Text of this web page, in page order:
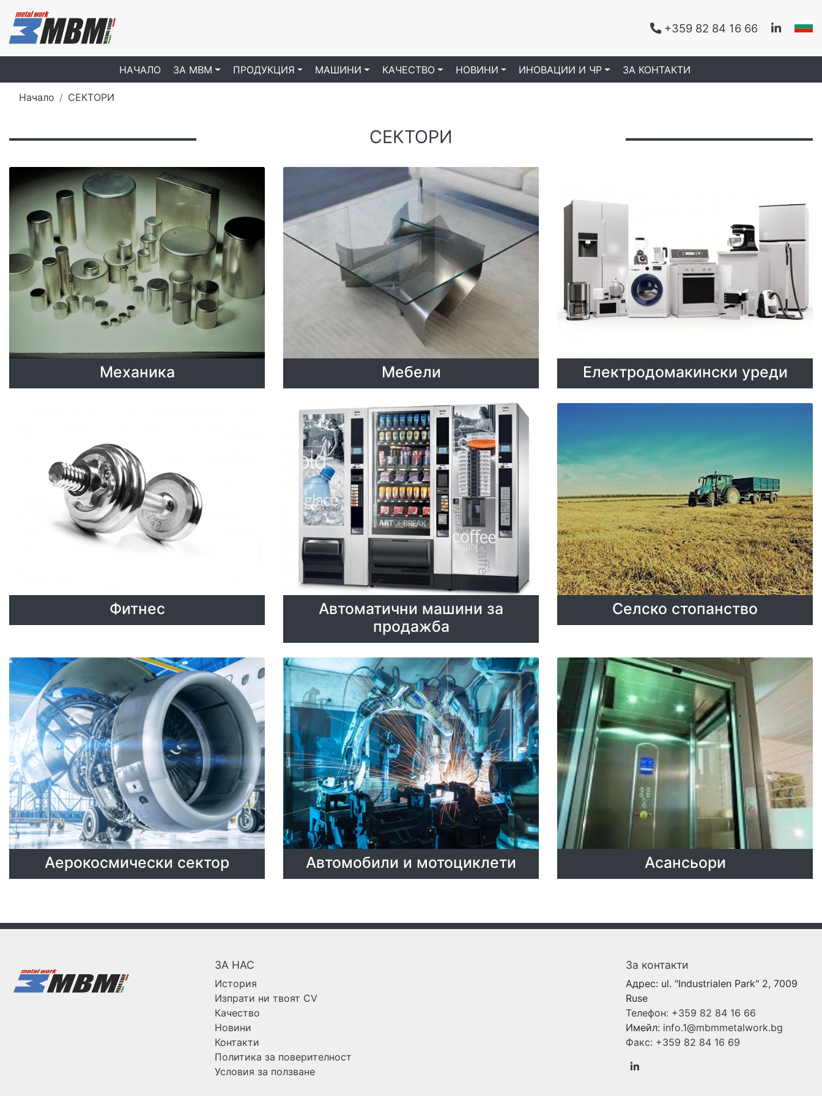
+359 82 84 16 66
НАЧАЛО ЗA МBM ПРОДУКЦИЯ МАШИНИ КАЧЕСТВО НОВИНИ ИНОВАЦИИ И ЧР ЗА КОНТАКТИ
Начало СЕКТОРИ
СЕКТОРИ
Механика Мебели Електродомакински уреди
Фитнес
Автоматични машини за
продажба
Cелско стопанство
Aерокосмически сектор Автомобили и мотоциклети Асансьори
ЗА НАС
История
Изпрати ни твоят CV
Качество
Новини
Контакти
Политика за поверителност
Условия за ползване
За контакти
Адрес: ul. "Industrialen Park" 2, 7009
Ruse
Телефон: +359 82 84 16 66
Имейл: info.1@mbmmetalwork.bg
Факс: +359 82 84 16 69